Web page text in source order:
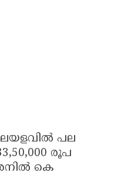
പല
രൂപ
കെ